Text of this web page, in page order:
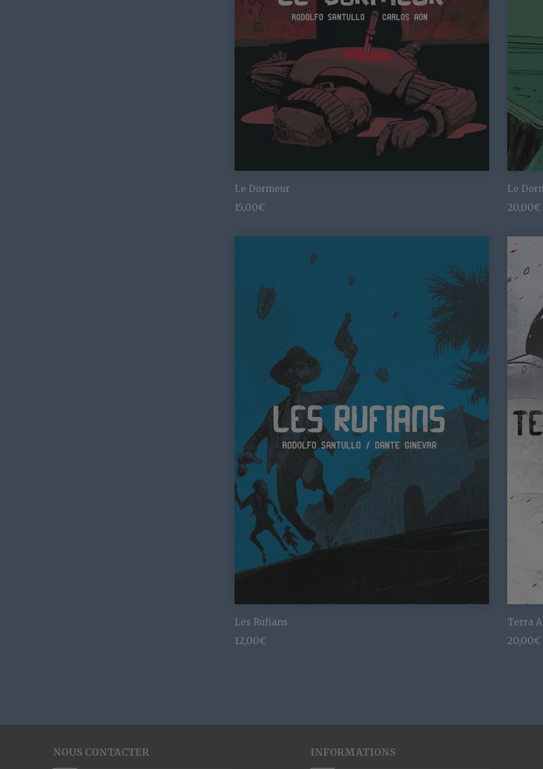
Le Dormeur
15,00€
Le
20,00€
Les Rufians
12,00€
Terra
20,00€
NOUS CONTACTER INFORMATIONS